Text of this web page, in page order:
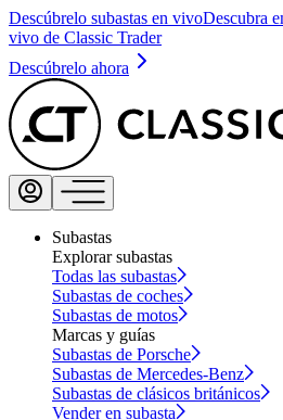
Descúbrelo subastas en vivoDescubra
vivo de Classic Trader
Descúbrelo ahora
Subastas
Explorar subastas
Todas las subastas
Subastas de coches
Subastas de motos
Marcas y guías
Subastas de Porsche
Subastas de Mercedes-Benz
Subastas de clásicos británicos
Vender en subasta